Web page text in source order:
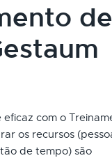
de
com o
os recursos
de tempo) são